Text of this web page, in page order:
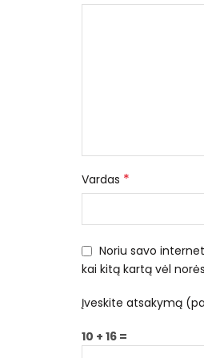
Vardas *
Noriu savo
kai kitą kartą vėl
Įveskite atsakymą
10 + 16 =